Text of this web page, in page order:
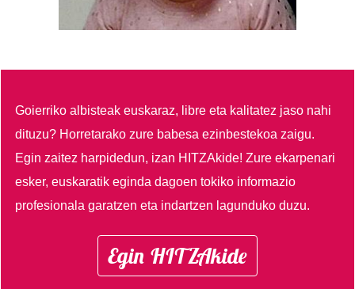
Goierriko albisteak euskaraz, libre eta kalitatez jaso nahi
dituzu? Horretarako zure babesa ezinbestekoa zaigu.
Egin zaitez harpidedun, izan HITZAkide!Zure ekarpenari
esker, euskaratik eginda dagoen tokiko informazio
profesionala garatzen eta indartzen lagunduko duzu.
Egin HITZAkide